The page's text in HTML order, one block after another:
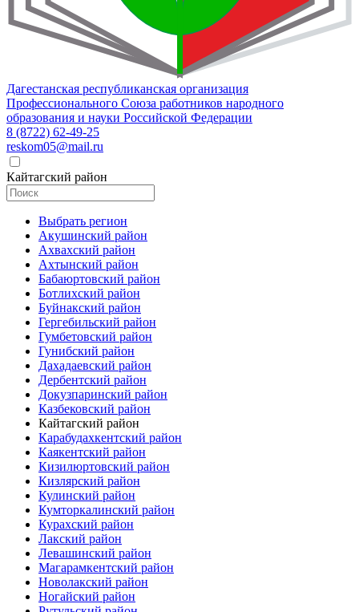
Дагестанская республиканская организация
Профессионального Союза работников народного
образования и науки Российской Федерации
8 (8722) 62-49-25
reskom05@mail.ru
Кайтагский район
Выбрать регион
Акушинский район
Ахвахский район
Ахтынский район
Бабаюртовский район
Ботлихский район
Буйнакский район
Гергебильский район
Гумбетовский район
Гунибский район
Дахадаевский район
Дербентский район
Докузпаринский район
Казбековский район
Кайтагский район
Карабудахкентский район
Каякентский район
Кизилюртовский район
Кизлярский район
Кулинский район
Кумторкалинский район
Курахский район
Лакский район
Левашинский район
Магарамкентский район
Новолакский район
Ногайский район